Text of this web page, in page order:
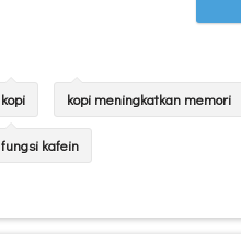
kopi kopi meningkatkan memori
fungsi kafein